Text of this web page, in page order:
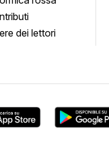
dei lettori